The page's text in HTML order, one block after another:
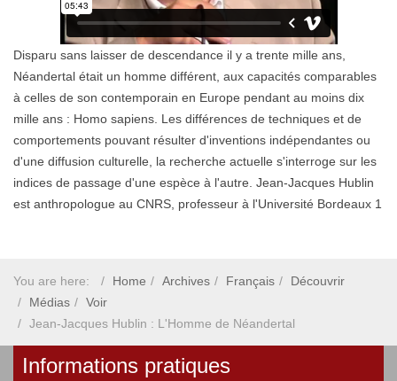
Disparu sans laisser de descendance il y a trente mille ans,
Néandertal était un homme différent, aux capacités comparables
à celles de son contemporain en Europe pendant au moins dix
mille ans : Homo sapiens. Les différences de techniques et de
comportements pouvant résulter d'inventions indépendantes ou
d'une diffusion culturelle, la recherche actuelle s'interroge sur les
indices de passage d'une espèce à l'autre. Jean-Jacques Hublin
est anthropologue au CNRS, professeur à l'Université Bordeaux 1
You are here: Home Archives Français
Découvrir
Médias
Voir
Jean-Jacques Hublin : L'Homme de Néandertal
Informations pratiques